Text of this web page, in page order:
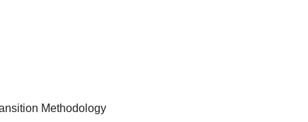
Methodology